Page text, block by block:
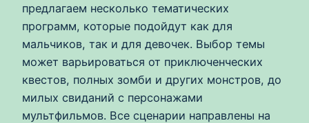
предлагаем несколько тематических
программ, которые подойдут как для
мальчиков, так и для девочек. Выбор темы
может варьироваться от приключенческих
квестов, полных зомби и других монстров, до
милых свиданий с персонажами
мультфильмов. Все сценарии направлены на